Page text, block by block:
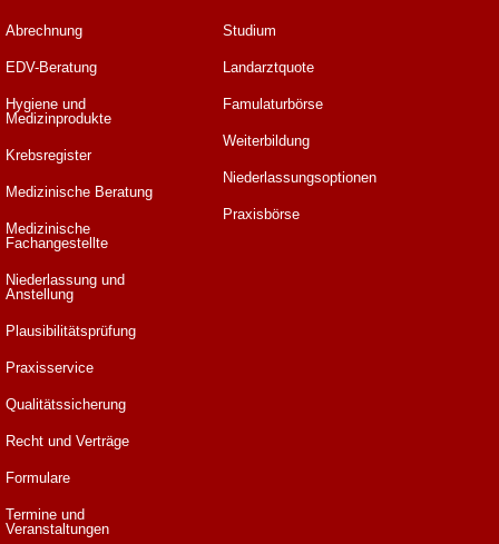
Abrechnung
EDV-Beratung
Hygiene und
Medizinprodukte
Krebsregister
Medizinische Beratung
Medizinische
Fachangestellte
Niederlassung und
Anstellung
Plausibilitätsprüfung
Praxisservice
Qualitätssicherung
Recht und Verträge
Formulare
Termine und
Veranstaltungen
Studium
Landarztquote
Famulaturbörse
Weiterbildung
Niederlassungsoptionen
Praxisbörse